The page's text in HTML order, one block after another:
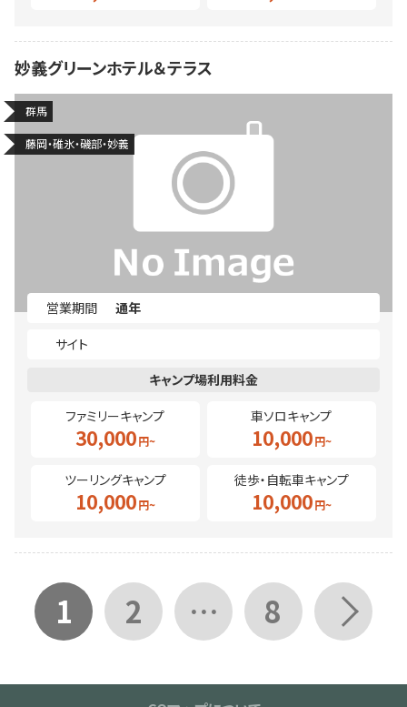
妙義グリーンホテル＆テラス
群馬
藤岡・碓氷・磯部・妙義
営業期間
通年
サイト
ファミリーキャンプ
30,000
車ソロキャンプ
10,000
ツーリングキャンプ
10,000
徒歩・自転車キャンプ
10,000
1 2 … 8